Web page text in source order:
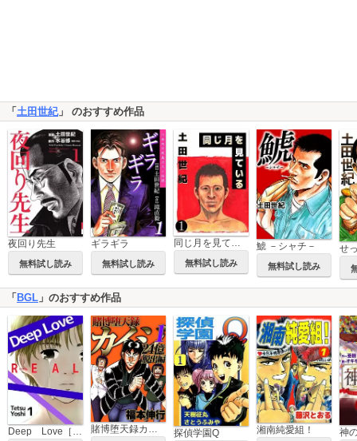
「 土田世紀」 のおすすめ作品
夜回り先生
無料試し読み
ギラギラ
無料試し読み 無料試し読み
鯱 －シャチ－
無料試し読み
「 BGL 」のおすすめ作品
Deep Love［REAL] 賭博堕天録カイジ 24億脱出編 探偵学園Q 湘南純愛組！ 神